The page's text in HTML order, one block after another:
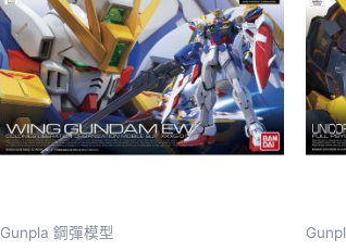
Gunpla 鋼彈模型